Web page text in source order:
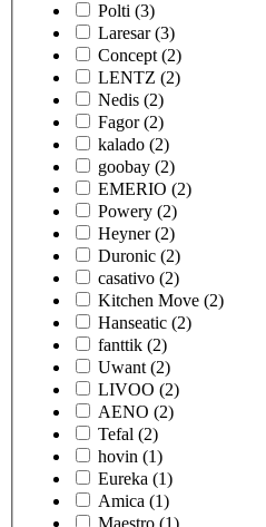
Polti (3)
Laresar (3)
Concept (2)
LENTZ (2)
Nedis (2)
Fagor (2)
kalado (2)
goobay (2)
EMERIO (2)
Powery (2)
Heyner (2)
Duronic (2)
casativo (2)
Kitchen Move (2)
Hanseatic (2)
fanttik (2)
Uwant (2)
LIVOO (2)
AENO (2)
Tefal (2)
hovin (1)
Eureka (1)
Amica (1)